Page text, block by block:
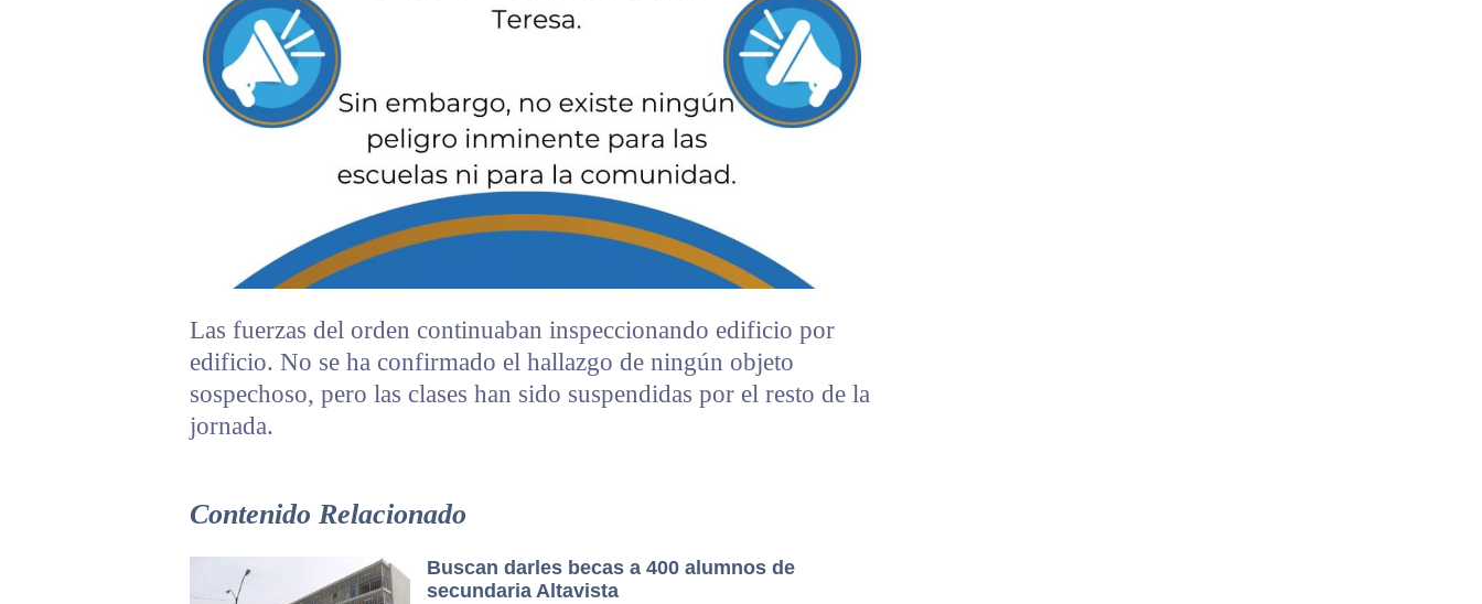
Las fuerzas del orden continuaban inspeccionando edificio por
edificio. No se ha confirmado el hallazgo de ningún objeto
sospechoso, pero las clases han sido suspendidas por el resto de la
jornada.
Contenido Relacionado
Buscan darles becas a 400 alumnos de
secundaria Altavista